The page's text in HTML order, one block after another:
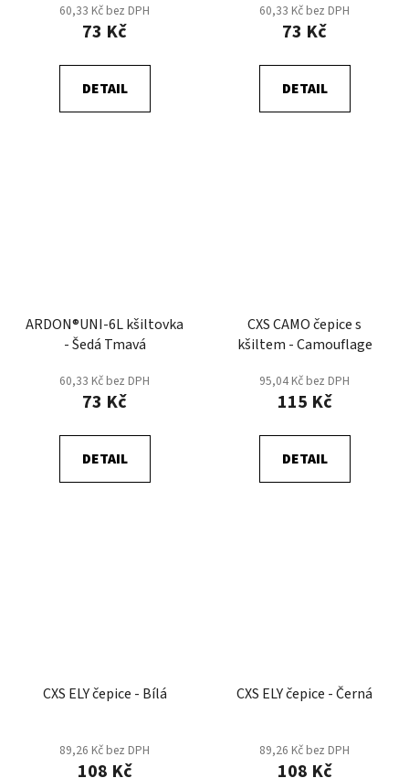
60,33 Kč bez DPH
73 Kč
DETAIL
60,33 Kč bez DPH
73 Kč
DETAIL
ARDON®UNI-6L kšiltovka
- Šedá Tmavá
60,33 Kč bez DPH
73 Kč
DETAIL
CXS CAMO čepice s
kšiltem - Camouflage
95,04 Kč bez DPH
115 Kč
DETAIL
CXS ELY čepice - Bílá
89,26 Kč bez DPH
108 Kč
CXS ELY čepice - Černá
89,26 Kč bez DPH
108 Kč